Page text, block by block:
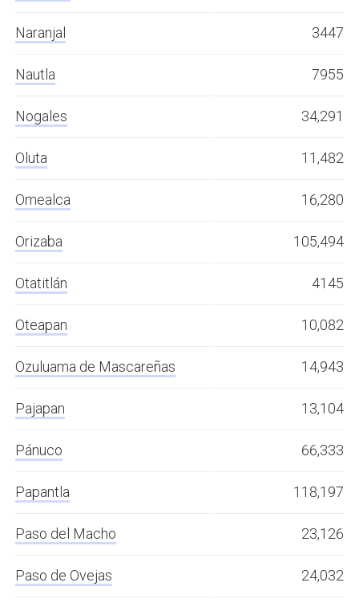
Naranjal 3447
Nautla 7955
Nogales 34,291
Oluta 11,482
Omealca 16,280
Orizaba 105,494
Otatitlán 4145
Oteapan 10,082
Ozuluama de Mascareñas 14,943
Pajapan 13,104
Pánuco 66,333
Papantla 118,197
Paso del Macho 23,126
Paso de Ovejas 24,032